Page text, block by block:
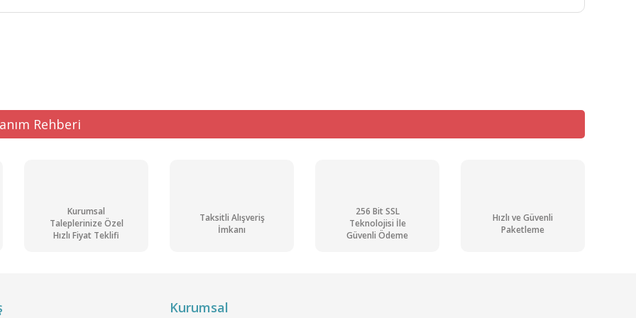
Rehberi
Kurumsal
Taleplerinize Özel
Hızlı Fiyat Teklifi
Taksitli Alışveriş
İmkanı
256 Bit SSL
Teknolojisi İle
Güvenli Ödeme
Hızlı ve Güvenli
Paketleme
Kurumsal